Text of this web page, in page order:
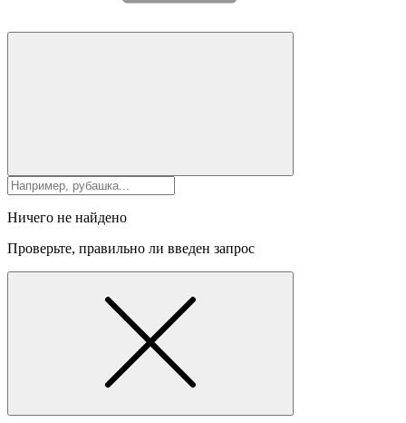
Ничего не найдено
Проверьте, правильно ли введен запрос